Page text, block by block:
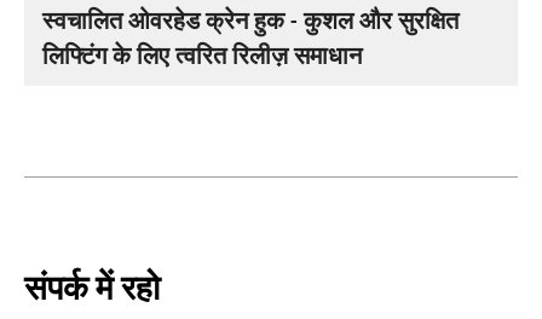
स्वचालित ओवरहेड क्रेन हुक - कुशल और सुरक्षित
लिफ्टिंग के लिए त्वरित रिलीज़ समाधान
संपर्क में रहो